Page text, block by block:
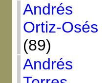
Andrés
Ortiz-Osés
(89)
Andrés